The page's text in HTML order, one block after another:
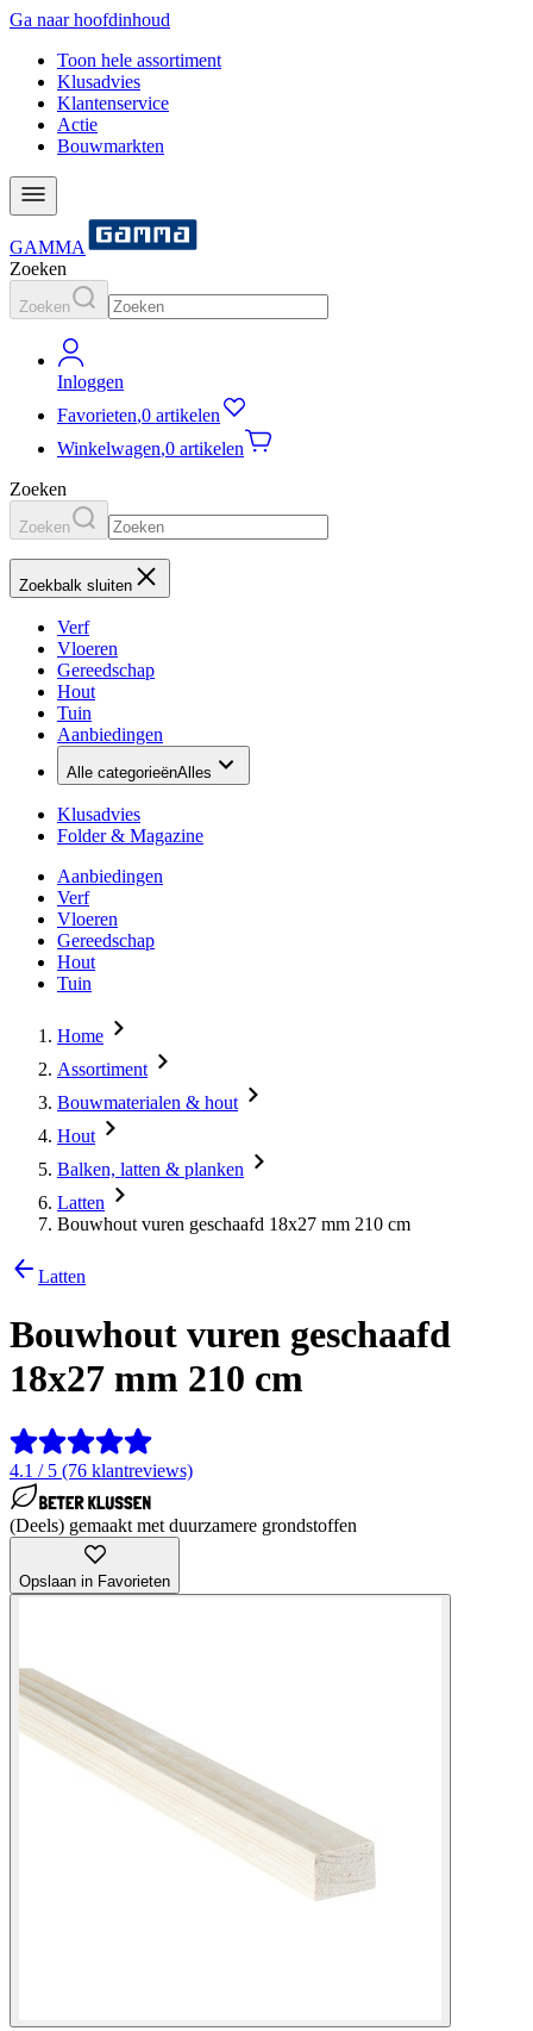
Ga naar hoofdinhoud
Toon hele assortiment
Klusadvies
Klantenservice
Actie
Bouwmarkten
GAMMA
Zoeken
Zoeken
Inloggen
Favorieten,0 artikelen
Winkelwagen,0 artikelen
Zoeken
Zoeken
Zoekbalk sluiten
Verf
Vloeren
Gereedschap
Hout
Tuin
Aanbiedingen
Alle categorieënAlles
Klusadvies
Folder & Magazine
Aanbiedingen
Verf
Vloeren
Gereedschap
Hout
Tuin
Home
Assortiment
Bouwmaterialen & hout
Hout
Balken, latten & planken
Latten
Bouwhout vuren geschaafd 18x27 mm 210 cm
Latten
Bouwhout vuren geschaafd
18x27 mm 210 cm
4.1 / 5 (76 klantreviews)
(Deels) gemaakt met duurzamere grondstoffen
Opslaan in Favorieten